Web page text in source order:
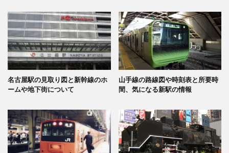
名古屋駅の見取り図と新幹線のホ
ームや地下街について
山手線の路線図や時刻表と所要時
間、気になる新駅の情報